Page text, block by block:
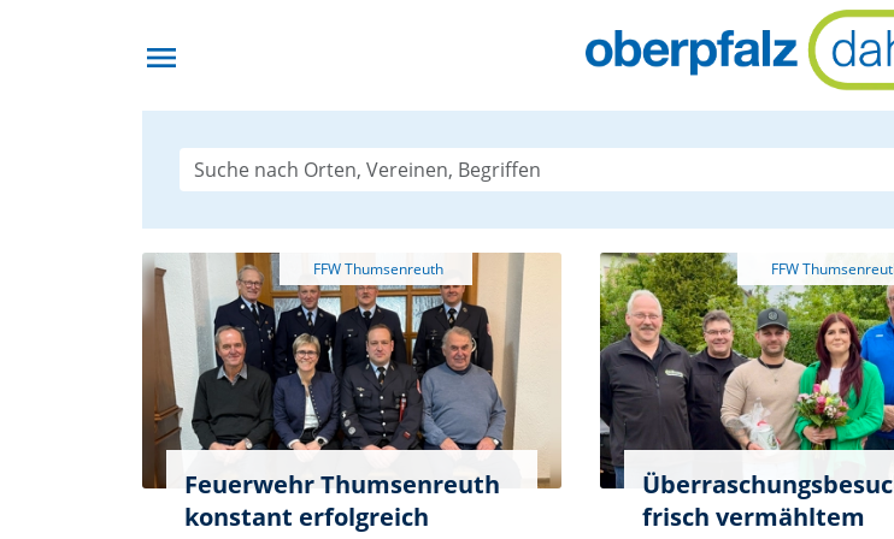
menu
FFW Thumsenreuth
Feuerwehr Thumsenreuth
konstant erfolgreich
frisch vermähltem